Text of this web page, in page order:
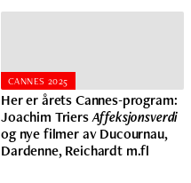
CANNES 2025
Her er årets Cannes-program:
Joachim TriersAffeksjonsverdi
og nye filmer av Ducournau,
Dardenne, Reichardt m.fl